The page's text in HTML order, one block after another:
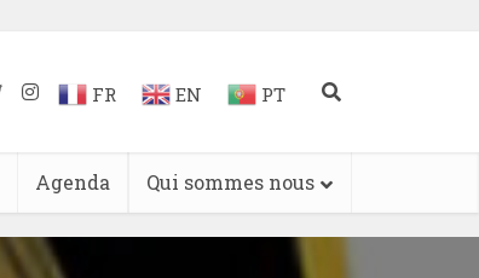
FR EN PT
Agenda Qui sommes nous